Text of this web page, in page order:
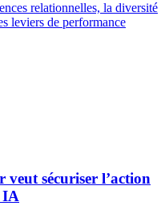
relationnelles, la diversité
leviers de performance
veut sécuriser l’action
IA